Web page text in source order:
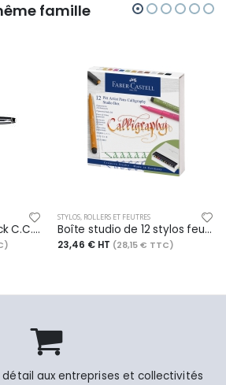
famille
Stylo roller Expert, Black C.C., tracé F, noir et silver
STYLOS, ROLLERS ET FEUTRES
Boîte studio de 12 stylos feutres Pitt Artist Pen, pointe Calligraphy, encres assorties
23,46 € HT (28,15 € TTC)
aux entreprises et collectivités